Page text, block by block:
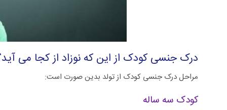
درک جنسی کودک از این که نوزاد از کجا می
مراحل درک جنسی کودک از تولد بدین صورت است:
کودک سه ساله